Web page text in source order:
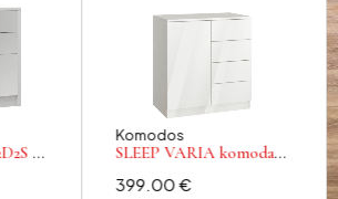
–
Komodos
SLEEP VARIA komoda
spalvos
399.00€